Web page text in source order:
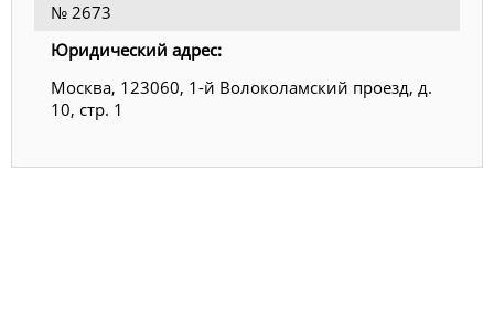
№ 2673
Юридический адрес:
Москва, 123060, 1-й Волоколамский проезд, д.
10, стр. 1